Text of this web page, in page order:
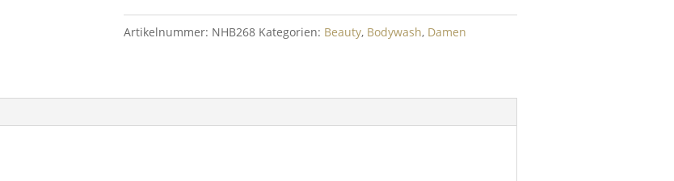
300ml
Artikelnummer: NHB268 Kategorien: Beauty, Bodywash, Damen